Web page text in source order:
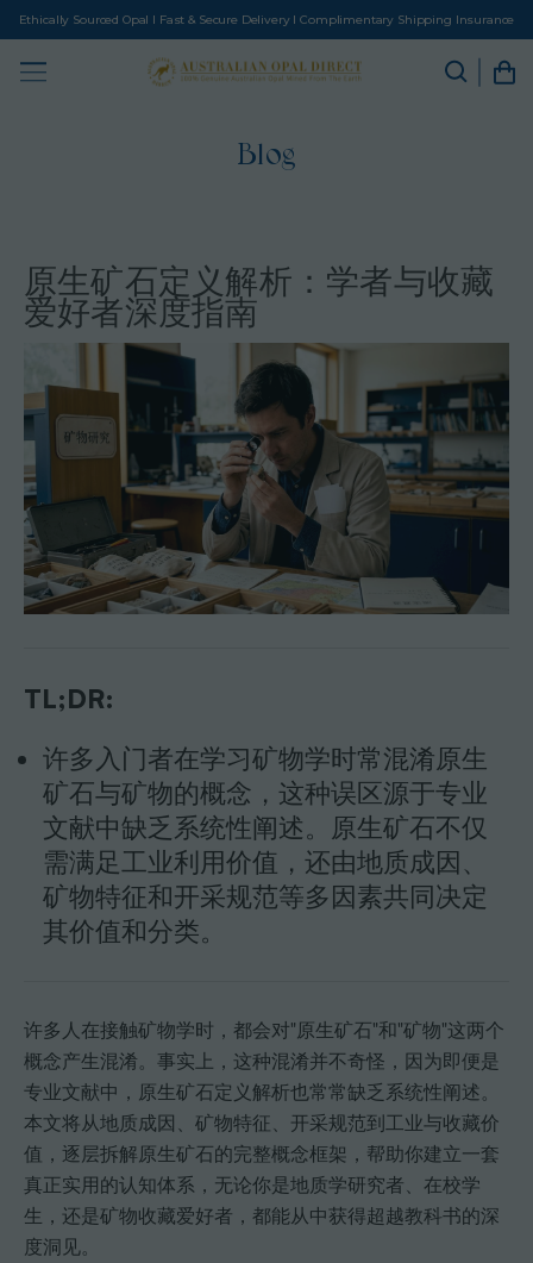
Ethically Sourced Opal I Fast & Secure Delivery I Complimentary Shipping Insurance
Blog
原生矿石定义解析：学者与收藏
爱好者深度指南
TL;DR:
许多入门者在学习矿物学时常混淆原生
矿石与矿物的概念，这种误区源于专业
文献中缺乏系统性阐述。原生矿石不仅
需满足工业利用价值，还由地质成因、
矿物特征和开采规范等多因素共同决定
其价值和分类。
许多人在接触矿物学时，都会对"原生矿石"和"矿物"这两个
概念产生混淆。事实上，这种混淆并不奇怪，因为即便是
专业文献中，原生矿石定义解析也常常缺乏系统性阐述。
本文将从地质成因、矿物特征、开采规范到工业与收藏价
值，逐层拆解原生矿石的完整概念框架，帮助你建立一套
真正实用的认知体系，无论你是地质学研究者、在校学
生，还是矿物收藏爱好者，都能从中获得超越教科书的深
度洞见。